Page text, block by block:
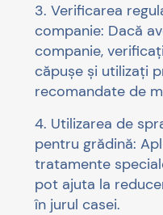
3. Verificarea
companie: Dacă
companie,
căpușe și utilizați
recomandate de
4. Utilizarea de
pentru grădină:
tratamente
pot ajuta la
în jurul casei.